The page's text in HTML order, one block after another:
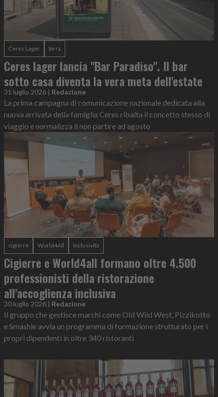
Ceres Lager birra
Ceres lager lancia "Bar Paradiso". Il bar
sotto casa diventa la vera meta dell'estate
31 luglio 2026 | Redazione
La prima campagna di comunicazione nazionale dedicata alla
nuova arrivata della famiglia Ceres ribalta il concetto stesso di
viaggio e normalizza il non partire ad agosto
cigierre World4All inclusività
Cigierre e World4all formano oltre 4.500
professionisti della ristorazione
all'accoglienza inclusiva
30 luglio 2026 | Redazione
Il gruppo che gestisce marchi come Old Wild West, Pizzikotto
e Smashie avvia un programma di formazione strutturato per i
propri dipendenti in oltre 340 ristoranti